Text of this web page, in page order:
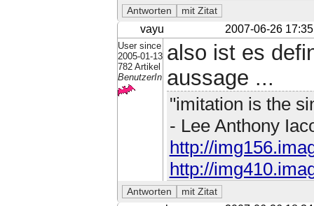
vayu 2007-06-26 17:35
User since
2005-01-13
782 Artikel
BenutzerIn
also ist es
aussage ...
"imitation is the
- Lee Anthony
http://
http://